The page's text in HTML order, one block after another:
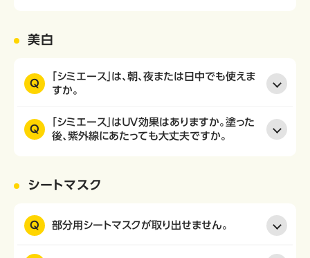
美白
Q
「シミエース」は、朝、夜または日中でも使えま
すか。
Q
「シミエース」はＵＶ効果はありますか。塗った
後、紫外線にあたっても大丈夫ですか。
シートマスク
Q 部分用シートマスクが取り出せません。